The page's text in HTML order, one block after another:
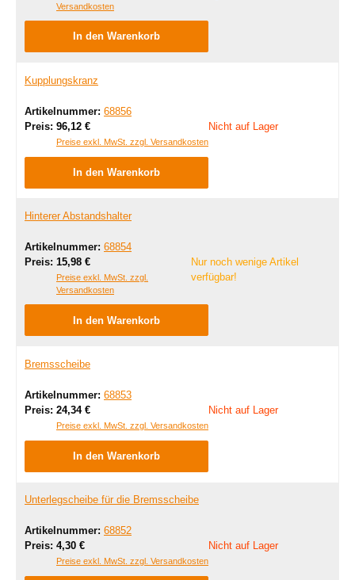
Versandkosten
In den Warenkorb
Kupplungskranz
Artikelnummer: 68856
Preis: Regulärer Preis:
96,12 €
Preise exkl. MwSt. zzgl. Versandkosten
Nicht auf Lager
In den Warenkorb
Hinterer Abstandshalter
Artikelnummer: 68854
Preis: Regulärer Preis:
15,98 €
Preise exkl. MwSt. zzgl.
Versandkosten
Nur noch wenige Artikel
verfügbar!
In den Warenkorb
Bremsscheibe
Artikelnummer: 68853
Preis: Regulärer Preis:
24,34 €
Preise exkl. MwSt. zzgl. Versandkosten
Nicht auf Lager
In den Warenkorb
Unterlegscheibe für die Bremsscheibe
Artikelnummer: 68852
Preis: Regulärer Preis:
4,30 €
Preise exkl. MwSt. zzgl. Versandkosten
Nicht auf Lager